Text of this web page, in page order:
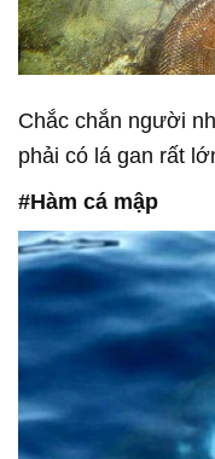
Chắc chắn người
phải có lá gan rất
#Hàm cá mập